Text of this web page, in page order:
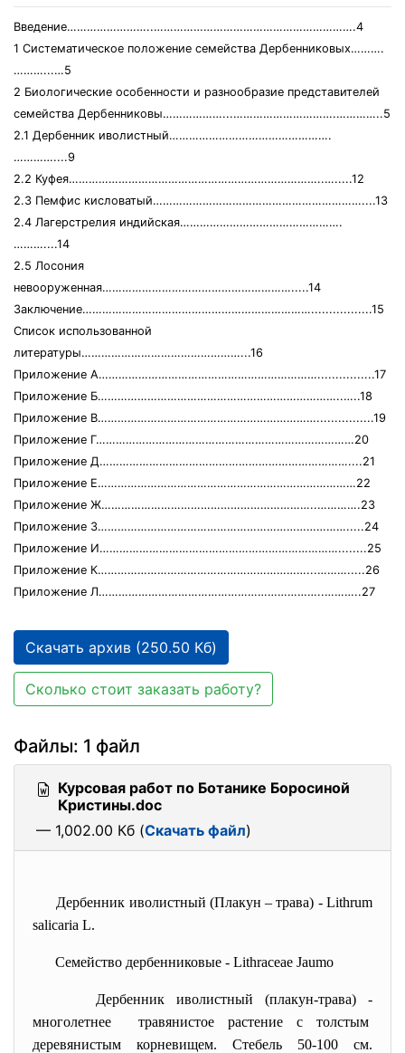
Введение……………………..…………………………………………………….4
1 Систематическое положение семейства Дербенниковых……….
………...…5
2 Биологические особенности и разнообразие представителей
семейства Дербенниковы………………...………………………….…………..5
2.1 Дербенник иволистный………………………………………….
…………....9
2.2 Куфея…………………………………………………………………..….....12
2.3 Пемфис кисловатый………………………………………………………....13
2.4 Лагерстрелия индийская………………………………………….
………....14
2.5 Лосония
невооруженная………………………………………………….....14
Заключение…………………………………………………………….................15
Список использованной
литературы…………………………………………...16
Приложение А…………………………………………………………................17
Приложение Б………………………………………………………………..…..18
Приложение В…………………………………………………………................19
Приложение Г……………………………………………………………………20
Приложение Д…………………………………………………………………....21
Приложение Е……………………………………………………………………22
Приложение Ж………………………………………………………..………….23
Приложение З………………………………………………………………….....24
Приложение И………………………………………………………………........25
Приложение К………………………………………………………...……….....26
Приложение Л…………………………………………………………..………..27
Скачать архив (250.50 Кб)
Сколько стоит заказать работу?
Файлы: 1 файл
Курсовая работ по Ботанике Боросиной
Кристины.doc
— 1,002.00 Кб (Скачать файл)
Дербенник иволистный (Плакун – трава) - Lithrum
salicaria L.
Семейство дербенниковые - Lithraceae Jaumo
Дербенник иволистный (плакун-трава) -
многолетнее травянистое растение с толстым
деревянистым корневищем. Стебель 50-100 см.